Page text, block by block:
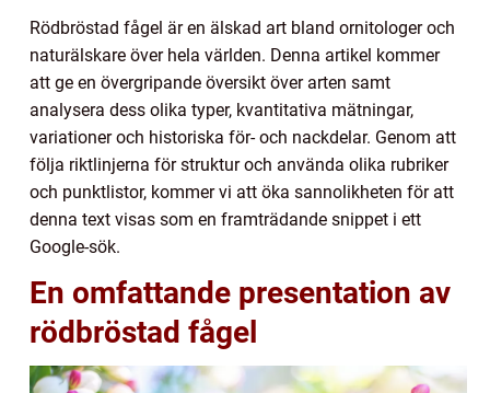
Rödbröstad fågel är en älskad art bland ornitologer och
naturälskare över hela världen. Denna artikel kommer
att ge en övergripande översikt över arten samt
analysera dess olika typer, kvantitativa mätningar,
variationer och historiska för- och nackdelar. Genom att
följa riktlinjerna för struktur och använda olika rubriker
och punktlistor, kommer vi att öka sannolikheten för att
denna text visas som en framträdande snippet i ett
Google-sök.
En omfattande presentation av
rödbröstad fågel